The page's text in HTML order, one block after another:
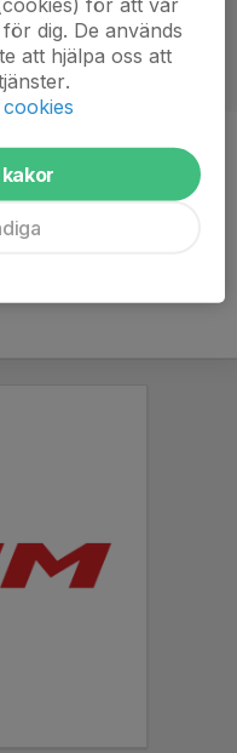
dig. De används
att hjälpa oss att